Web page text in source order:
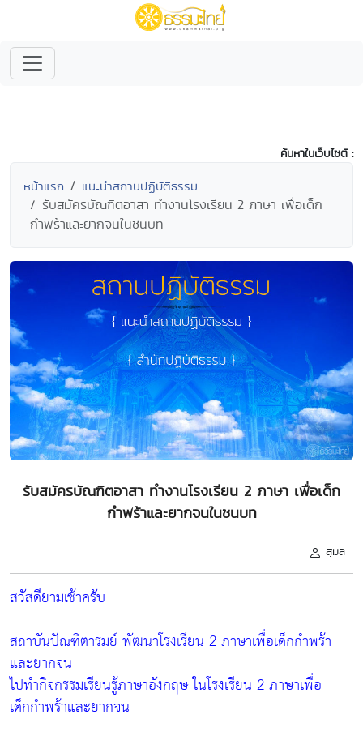
ค้นหาในเว็บไซต์ :
หน้าแรก แนะนำสถานปฏิบัติธรรม
รับสมัครบัณฑิตอาสา ทำงานโรงเรียน 2 ภาษา เพื่อเด็ก
กำพร้าและยากจนในชนบท
รับสมัครบัณฑิตอาสา ทำงานโรงเรียน 2 ภาษา เพื่อเด็ก
กำพร้าและยากจนในชนบท
สุมล
สวัสดียามเช้าครับ
สถาบันปัณฑิตารมย์ พัฒนาโรงเรียน 2 ภาษาเพื่อเด็กกำพร้า
และยากจน
ไปทำกิจกรรมเรียนรู้ภาษาอังกฤษ ในโรงเรียน 2 ภาษาเพื่อ
เด็กกำพร้าและยากจน